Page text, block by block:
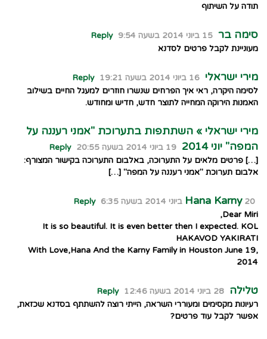
תודה על השיתוף
סימה בר 15 ביוני 2014 בשעה 9:54
Reply
מעוניינת לקבל פרטים לסדנא
מירי ישראלי 16 ביוני 2014 בשעה 19:21
Reply
לסימה היקרה, ראי איך הפרחים שנשרו חוזרים למעגל החיים בשילוב
האמנות הירוקה המחייה לתוצר חדש, חדיש ומחודש.
מירי ישראלי » השתתפות בתערוכת "אמני רעננה על
המפה" יוני 2014
19 ביוני 2014 בשעה 20:55
Reply
[…] פרטים מלאים על התערוכה, באלבום התערוכה בקישור המצורף:
אלבום תערוכת "אמני רעננה על המפה" […]
Hana Karny 20 ביוני 2014 בשעה 6:35
Reply
Dear Miri,
It is so beautiful. It is even better then I expected. KOL
HAKAVOD YAKIRATI
With Love,Hana And the Karny Family in Houston June 19,
2014
טלילה 28 ביוני 2014 בשעה 12:46
Reply
רעיונות מקסימים ומעוררי השראה, הייתי רוצה להשתתף בסדנא שכזאת,
אפשר לקבל עוד פרטים?